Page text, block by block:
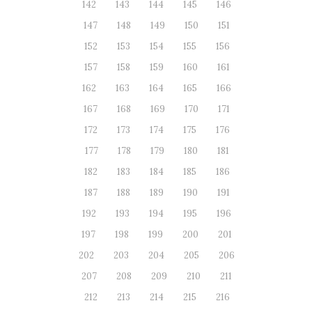
142
143 144 145
146
147
148 149 150
151
152
153 154 155
156
157
158 159 160
161
162
163 164 165
166
167
168 169 170
171
172
173 174 175
176
177
178 179 180
181
182
183 184 185
186
187
188 189 190
191
192
193 194 195
196
197
198 199 200
201
202
203 204 205
206
207
208 209 210
211
212
213 214 215
216